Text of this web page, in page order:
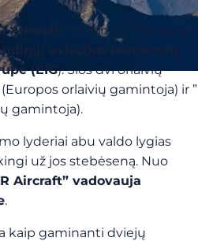
Aircraft”
(Avion de Transport
aviacijos bendrovių
(EIG). Šios dvi orlaivių
(Europos orlaivių gamintoja) ir ”
gamintoja).
lyderiai abu valdo lygias
už jos stebėseną. Nuo
Aircraft” vadovauja
.
kaip gaminanti dviejų